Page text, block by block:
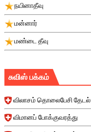
நயினாதீவு
மன்னார்
மண்டை தீவு
சுவிஸ் பக்கம்
விலாசம் தொலைபேசி தேடல்
விமானப் போக்குவரத்து